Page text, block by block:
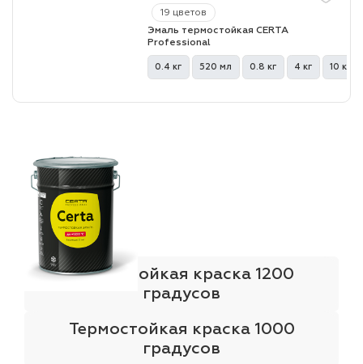
19 цветов
Эмаль термостойкая CERTA
Professional
0.4 кг 520 мл 0.8 кг 4 кг 10 кг
Термостойкая краска 1200
градусов
Термостойкая краска 1000
градусов